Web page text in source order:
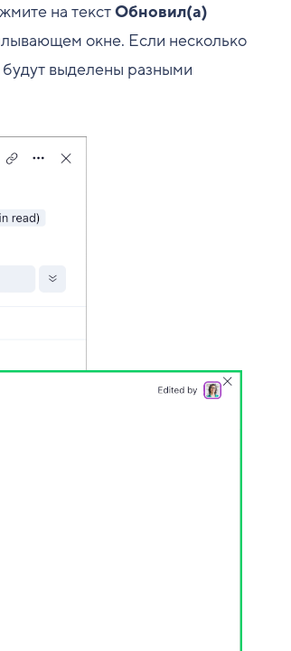
на текстОбновил(а)
окне. Если несколько
выделены разными